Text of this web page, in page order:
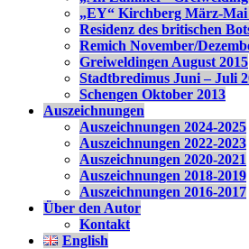
„EY“ Kirchberg März-Mai
Residenz des britischen
Remich November/
Greiweldingen August 2015
Stadtbredimus Juni – Juli
Schengen Oktober 2013
Auszeichnungen
Auszeichnungen 2024-2025
Auszeichnungen 2022-2023
Auszeichnungen 2020-2021
Auszeichnungen 2018-2019
Auszeichnungen 2016-2017
Über den Autor
Kontakt
English